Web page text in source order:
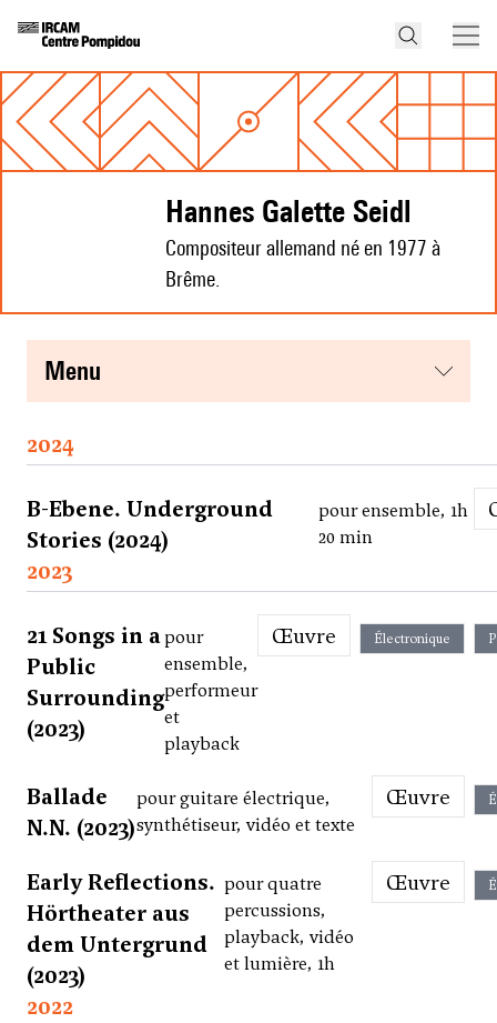
Hannes Galette Seidl
Compositeur allemand né en 1977 à
Brême.
menu
2024
B-Ebene. Underground
Stories (2024)
pour ensemble, 1h
20 min
2023
21 Songs in a
Public
Surrounding
(2023)
pour
ensemble,
performeur
et
playback
Œuvre Électronique
Ballade
N.N. (2023)
pour guitare électrique,
synthétiseur, vidéo et texte
Œuvre
Early Reflections.
Hörtheater aus
dem Untergrund
(2023)
pour quatre
percussions,
playback, vidéo
et lumière, 1h
Œuvre
2022